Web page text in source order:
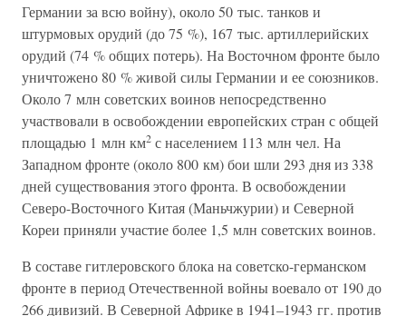
Германии за всю войну), около 50 тыс. танков и
штурмовых орудий (до 75 %), 167 тыс. артиллерийских
орудий (74 % общих потерь). На Восточном фронте было
уничтожено 80 % живой силы Германии и ее союзников.
Около 7 млн советских воинов непосредственно
участвовали в освобождении европейских стран с общей
площадью 1 млн км2 с населением 113 млн чел. На
Западном фронте (около 800 км) бои шли 293 дня из 338
дней существования этого фронта. В освобождении
Северо-Восточного Китая (Маньчжурии) и Северной
Кореи приняли участие более 1,5 млн советских воинов.
В составе гитлеровского блока на советско-германском
фронте в период Отечественной войны воевало от 190 до
266 дивизий. В Северной Африке в 1941–1943 гг. против